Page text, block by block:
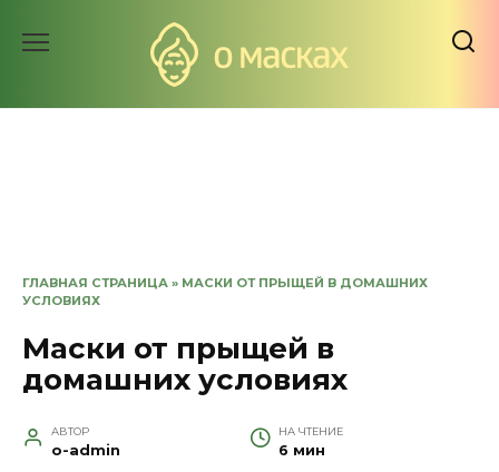
ГЛАВНАЯ СТРАНИЦА » МАСКИ ОТ ПРЫЩЕЙ В ДОМАШНИХ
УСЛОВИЯХ
Маски от прыщей в
домашних условиях
АВТОР
o-admin
НА ЧТЕНИЕ
6 мин